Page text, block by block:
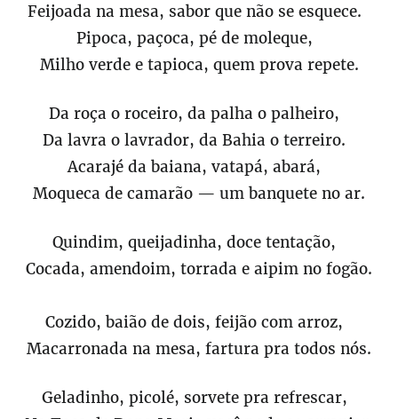
Feijoada na mesa, sabor que não se esquece.
Pipoca, paçoca, pé de moleque,
Milho verde e tapioca, quem prova repete.
Da roça o roceiro, da palha o palheiro,
Da lavra o lavrador, da Bahia o terreiro.
Acarajé da baiana, vatapá, abará,
Moqueca de camarão — um banquete no ar.
Quindim, queijadinha, doce tentação,
Cocada, amendoim, torrada e aipim no fogão.
Cozido, baião de dois, feijão com arroz,
Macarronada na mesa, fartura pra todos nós.
Geladinho, picolé, sorvete pra refrescar,